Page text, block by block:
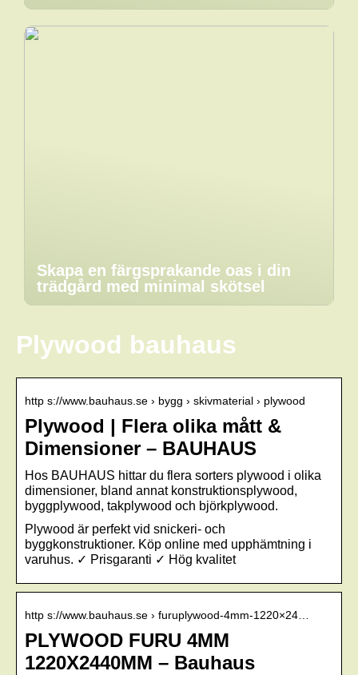
Skapa en färgsprakande oas i din
trädgård med minimal skötsel
Plywood bauhaus
http s://www.bauhaus.se › bygg › skivmaterial › plywood
Plywood | Flera olika mått &
Dimensioner – BAUHAUS
Hos BAUHAUS hittar du flera sorters plywood i olika
dimensioner, bland annat konstruktionsplywood,
byggplywood, takplywood och björkplywood.
Plywood är perfekt vid snickeri- och
byggkonstruktioner. Köp online med upphämtning i
varuhus. ✓ Prisgaranti ✓ Hög kvalitet
http s://www.bauhaus.se › furuplywood-4mm-1220×24…
PLYWOOD FURU 4MM
1220X2440MM – Bauhaus